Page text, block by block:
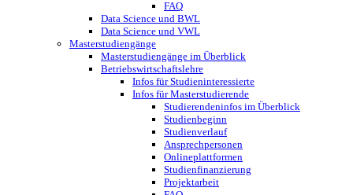
FAQ
Data Science und BWL
Data Science und VWL
Masterstudiengänge
Masterstudiengänge im Überblick
Betriebswirtschaftslehre
Infos für Studieninteressierte
Infos für Masterstudierende
Studierendeninfos im Überblick
Studienbeginn
Studienverlauf
Ansprechpersonen
Onlineplattformen
Studienfinanzierung
Projektarbeit